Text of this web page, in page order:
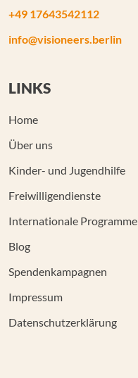
+49 17643542112
info@visioneers.berlin
LINKS
Home
Über uns
Kinder- und Jugendhilfe
Freiwilligendienste
Internationale Programme
Blog
Spendenkampagnen
Impressum
Datenschutzerklärung